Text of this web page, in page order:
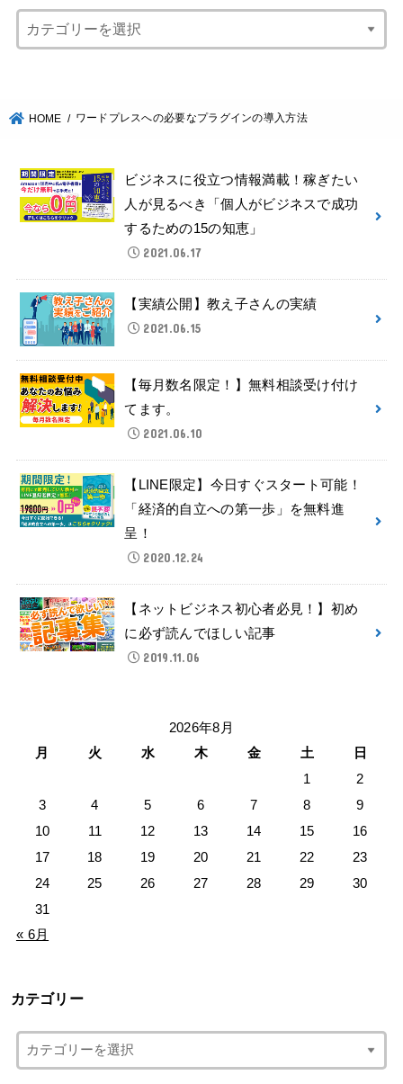
HOME ワードプレスへの必要なプラグインの導入方法
ビジネスに役立つ情報満載！稼ぎたい
人が見るべき「個人がビジネスで成功
するための15の知恵」
2021.06.17
【実績公開】教え子さんの実績
2021.06.15
【毎月数名限定！】無料相談受け付け
てます。
2021.06.10
【LINE限定】今日すぐスタート可能！
「経済的自立への第一歩」を無料進
呈！
2020.12.24
【ネットビジネス初心者必見！】初め
に必ず読んでほしい記事
2019.11.06
2026年8月
月
火 水 木 金 土
日
1
2
3
4 5 6 7 8
9
10
11 12 13 14 15
16
17
18 19 20 21 22
23
24
25 26 27 28 29
30
31
« 6月
カテゴリー